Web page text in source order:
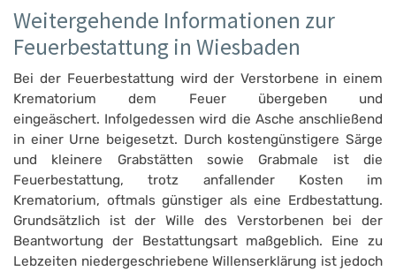
Weitergehende Informationen zur
Feuerbestattung in Wiesbaden
Bei der Feuerbestattung wird der Verstorbene in einem
Krematorium dem Feuer übergeben und
eingeäschert. Infolgedessen wird die Asche anschließend
in einer Urne beigesetzt. Durch kostengünstigere Särge
und kleinere Grabstätten sowie Grabmale ist die
Feuerbestattung, trotz anfallender Kosten im
Krematorium, oftmals günstiger als eine Erdbestattung.
Grundsätzlich ist der Wille des Verstorbenen bei der
Beantwortung der Bestattungsart maßgeblich. Eine zu
Lebzeiten niedergeschriebene Willenserklärung ist jedoch